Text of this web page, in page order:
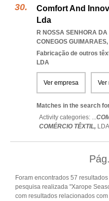
Comfort And
Lda
R NOSSA SENHORA
CONEGOS GUIMARAES,
Fabricação de outros
LDA
Ver empresa Ver
Matches in the search
Activity categories: ...
COMÉRCIO TÊXTIL, LDA
Pág.
Foram encontrados 57
pesquisa realizada "Xarope
com resultados relacionados